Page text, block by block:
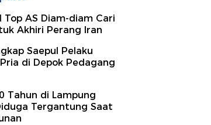
Top AS Diam-diam Cari
Akhiri Perang Iran
Saepul Pelaku
di Depok Pedagang
Tahun di Lampung
Tergantung Saat